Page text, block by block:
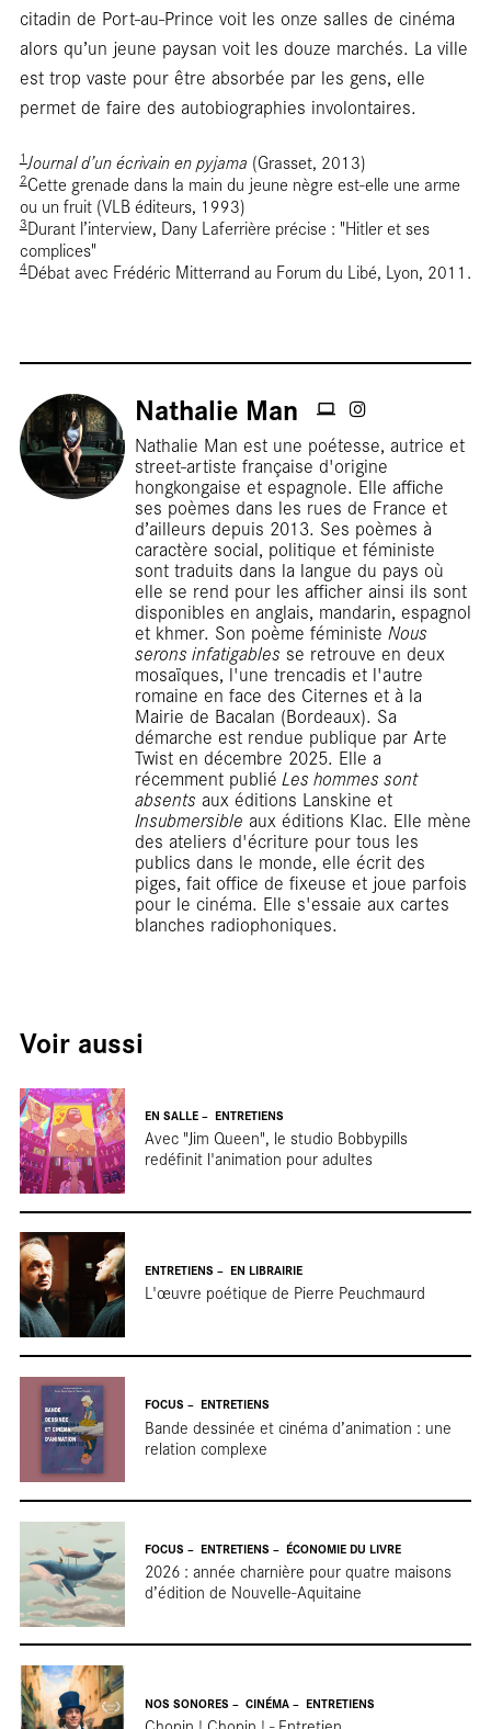
citadin de Port-au-Prince voit les onze salles de cinéma
alors qu’un jeune paysan voit les douze marchés. La ville
est trop vaste pour être absorbée par les gens, elle
permet de faire des autobiographies involontaires.
1Journal d’un écrivain en pyjama (Grasset, 2013)
2Cette grenade dans la main du jeune nègre est-elle une arme
ou un fruit (VLB éditeurs, 1993)
3Durant l’interview, Dany Laferrière précise : "Hitler et ses
complices"
4Débat avec Frédéric Mitterrand au Forum du Libé, Lyon, 2011.
Nathalie Man
Nathalie Man est une poétesse, autrice et
street-artiste française d'origine
hongkongaise et espagnole. Elle affiche
ses poèmes dans les rues de France et
d’ailleurs depuis 2013. Ses poèmes à
caractère social, politique et féministe
sont traduits dans la langue du pays où
elle se rend pour les afficher ainsi ils sont
disponibles en anglais, mandarin, espagnol
et khmer. Son poème féministe Nous
serons infatigables se retrouve en deux
mosaïques, l'une trencadis et l'autre
romaine en face des Citernes et à la
Mairie de Bacalan (Bordeaux). Sa
démarche est rendue publique par Arte
Twist en décembre 2025. Elle a
récemment publié Les hommes sont
absents aux éditions Lanskine et
Insubmersible aux éditions Klac. Elle mène
des ateliers d'écriture pour tous les
publics dans le monde, elle écrit des
piges, fait office de fixeuse et joue parfois
pour le cinéma. Elle s'essaie aux cartes
blanches radiophoniques.
Voir aussi
EN SALLE ENTRETIENS
Avec "Jim Queen", le studio Bobbypills
redéfinit l'animation pour adultes
ENTRETIENS EN LIBRAIRIE
L'œuvre poétique de Pierre Peuchmaurd
FOCUS ENTRETIENS
Bande dessinée et cinéma d’animation : une
relation complexe
FOCUS ENTRETIENS ÉCONOMIE DU LIVRE
2026 : année charnière pour quatre maisons
d’édition de Nouvelle-Aquitaine
NOS SONORES CINÉMA ENTRETIENS